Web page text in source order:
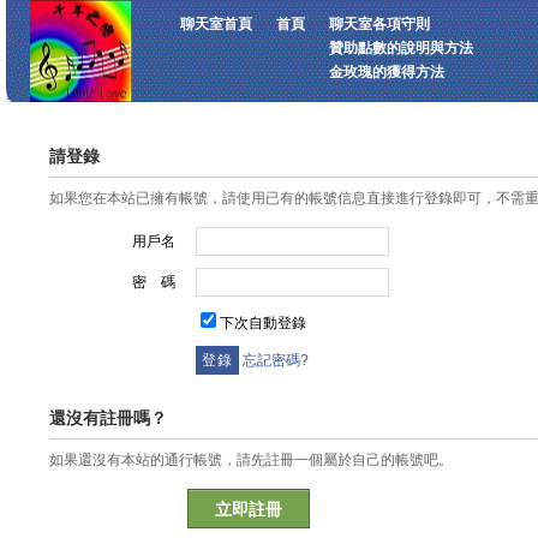
聊天室首頁 首頁
聊天室各項守則
贊助點數的說明與方法
金玫瑰的獲得方法
請登錄
如果您在本站已擁有帳號，請使用已有的帳號信息直接進行登錄即可，不需
用戶名
密 碼
下次自動登錄
忘記密碼?
還沒有註冊嗎？
如果還沒有本站的通行帳號，請先註冊一個屬於自己的帳號吧。
立即註冊